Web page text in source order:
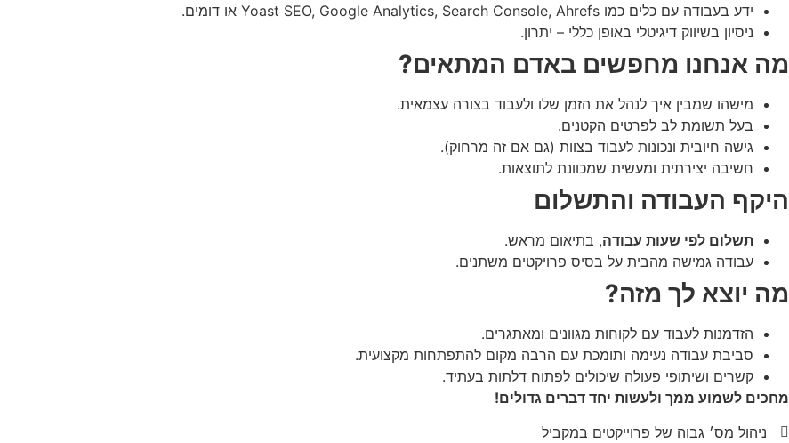
ידע בעבודה עם כלים כמו Yoast SEO, Google Analytics, Search Console, Ahrefs או דומים.
ניסיון בשיווק דיגיטלי באופן כללי – יתרון.
מה אנחנו מחפשים באדם המתאים?
מישהו שמבין איך לנהל את הזמן שלו ולעבוד בצורה עצמאית.
בעל תשומת לב לפרטים הקטנים.
גישה חיובית ונכונות לעבוד בצוות (גם אם זה מרחוק).
חשיבה יצירתית ומעשית שמכוונת לתוצאות.
היקף העבודה והתשלום
תשלום לפי שעות עבודה, בתיאום מראש.
עבודה גמישה מהבית על בסיס פרויקטים משתנים.
מה יוצא לך מזה?
הזדמנות לעבוד עם לקוחות מגוונים ומאתגרים.
סביבת עבודה נעימה ותומכת עם הרבה מקום להתפתחות מקצועית.
קשרים ושיתופי פעולה שיכולים לפתוח דלתות בעתיד.
מחכים לשמוע ממך ולעשות יחד דברים גדולים!
ניהול מס׳ גבוה של פרוייקטים במקביל